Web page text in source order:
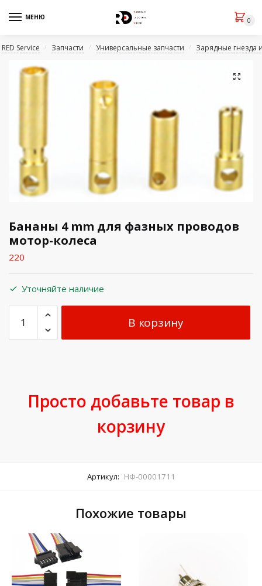
МЕНЮ 0
RED Service / Запчасти / Универсальные запчасти / Зарядные гнезда
🔍
Бананы 4 mm для фазных проводов
мотор-колеса
220
Уточняйте наличие
В корзину
Просто добавьте товар в
корзину
Артикул: НФ-00001711
Похожие товары